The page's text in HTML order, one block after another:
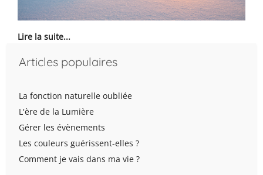
Lire la suite...
Articles populaires
La fonction naturelle oubliée
L'ère de la Lumière
Gérer les évènements
Les couleurs guérissent-elles ?
Comment je vais dans ma vie ?